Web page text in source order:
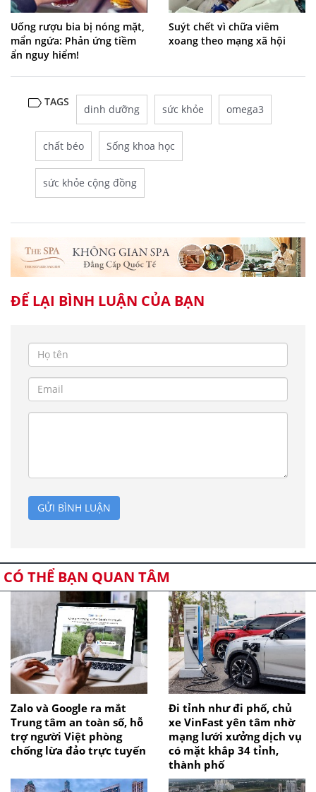
Uống rượu bia bị nóng mặt,
mẩn ngứa: Phản ứng tiềm
ẩn nguy hiểm!
Suýt chết vì chữa viêm
xoang theo mạng xã hội
TAGS
dinh dưỡng sức khỏe omega3
chất béo Sống khoa học
sức khỏe cộng đồng
ĐỂ LẠI BÌNH LUẬN CỦA BẠN
GỬI BÌNH LUẬN
CÓ THỂ BẠN QUAN TÂM
Zalo và Google ra mắt
Trung tâm an toàn số, hỗ
trợ người Việt phòng
chống lừa đảo trực tuyến
Đi tỉnh như đi phố, chủ
xe VinFast yên tâm nhờ
mạng lưới xưởng dịch vụ
có mặt khắp 34 tỉnh,
thành phố